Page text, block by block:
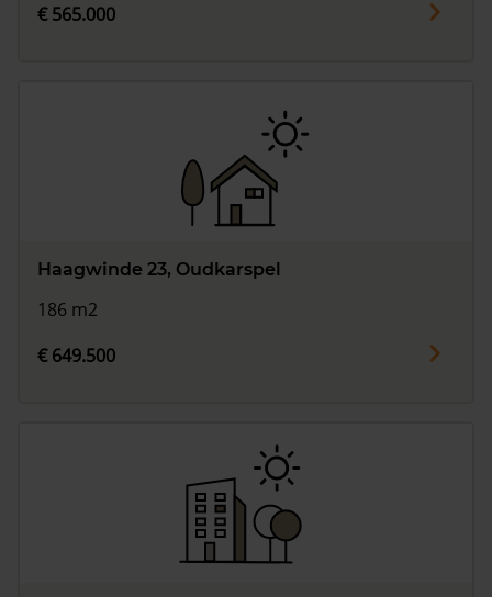
€ 565.000
Haagwinde 23, Oudkarspel
186 m2
€ 649.500